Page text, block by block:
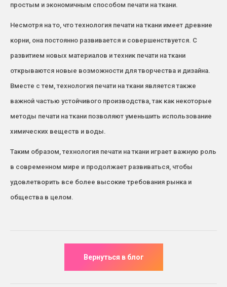
простым и экономичным способом печати на ткани.
Несмотря на то, что технология печати на ткани имеет древние
корни, она постоянно развивается и совершенствуется. С
развитием новых материалов и техник печати на ткани
открываются новые возможности для творчества и дизайна.
Вместе с тем, технология печати на ткани является также
важной частью устойчивого производства, так как некоторые
методы печати на ткани позволяют уменьшить использование
химических веществ и воды.
Таким образом, технология печати на ткани играет важную роль
в современном мире и продолжает развиваться, чтобы
удовлетворить все более высокие требования рынка и
общества в целом.